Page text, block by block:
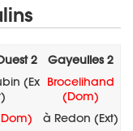
2
Gayeulles 2
(Ex Brocelihand
(Dom)
à Redon (Ext)